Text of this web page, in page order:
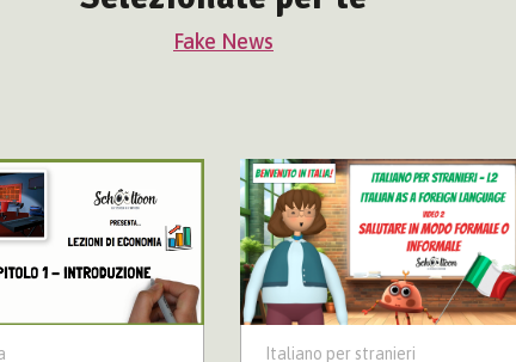
Fake News
Italiano per stranieri